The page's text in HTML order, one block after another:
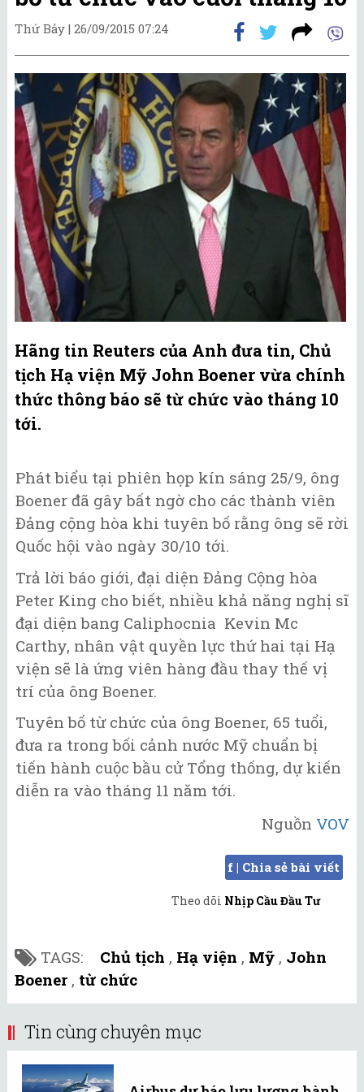
Thứ Bảy | 26/09/2015 07:24
Hãng tin Reuters của Anh đưa tin, Chủ
tịch Hạ viện Mỹ John Boener vừa chính
thức thông báo sẽ từ chức vào tháng 10
tới.
Phát biểu tại phiên họp kín sáng 25/9, ông
Boener đã gây bất ngờ cho các thành viên
Đảng cộng hòa khi tuyên bố rằng ông sẽ rời
Quốc hội vào ngày 30/10 tới.
Trả lời báo giới, đại diện Đảng Cộng hòa
Peter King cho biết, nhiều khả năng nghị sĩ
đại diện bang Caliphocnia Kevin Mc
Carthy, nhân vật quyền lực thứ hai tại Hạ
viện sẽ là ứng viên hàng đầu thay thế vị
trí của ông Boener.
Tuyên bố từ chức của ông Boener, 65 tuổi,
đưa ra trong bối cảnh nước Mỹ chuẩn bị
tiến hành cuộc bầu cử Tổng thống, dự kiến
diễn ra vào tháng 11 năm tới.
Nguồn VOV
f | Chia sẻ bài viết
Theo dõi Nhịp Cầu Đầu Tư
TAGS: Chủ tịch , Hạ viện , Mỹ , John
Boener , từ chức
Tin cùng chuyên mục